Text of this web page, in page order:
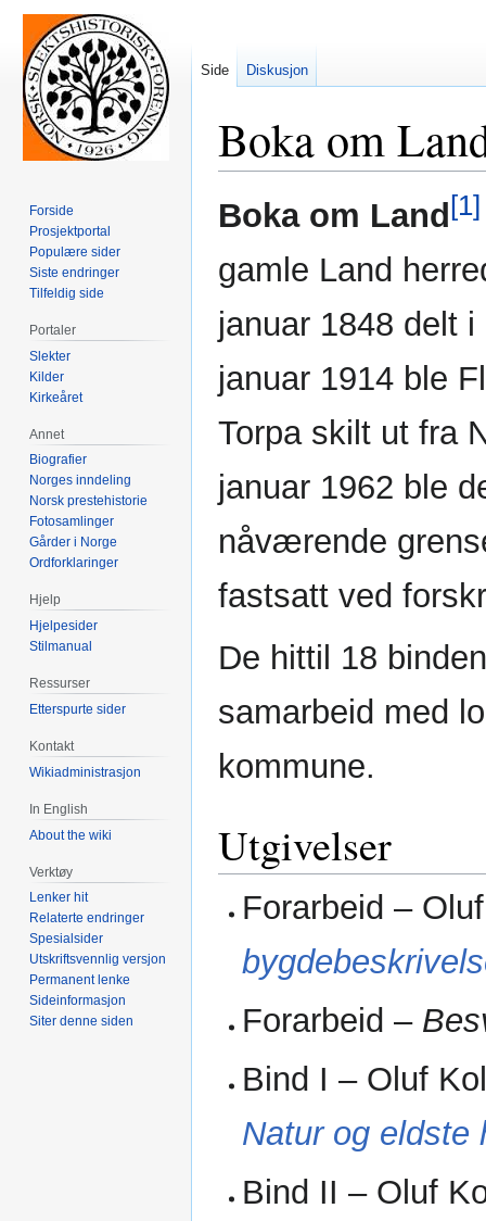
Boka om
Hopp
til
Hopp
til
Boka om Land [1]
gamle Land
januar 1848 delt
januar 1914 ble
Torpa skilt ut fra
januar 1962 ble
nåværende
fastsatt ved
De hittil 18
samarbeid med
kommune.
Utgivelser
Forarbeid –
Forarbeid –
Bind I – Oluf
Natur og eldste
Bind II – Oluf
Side Diskusjon
Forside
Prosjektportal
Populære sider
Siste endringer
Tilfeldig side
Portaler
Slekter
Kilder
Kirkeåret
Annet
Biografier
Norges inndeling
Norsk prestehistorie
Fotosamlinger
Gårder i Norge
Ordforklaringer
Hjelp
Hjelpesider
Stilmanual
Ressurser
Etterspurte sider
Kontakt
Wikiadministrasjon
In English
About the wiki
Verktøy
Lenker hit
Relaterte endringer
Spesialsider
Utskriftsvennlig versjon
Permanent lenke
Sideinformasjon
Siter denne siden